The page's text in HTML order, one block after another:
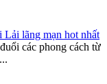
lãng mạn hot nhất
các phong cách từ